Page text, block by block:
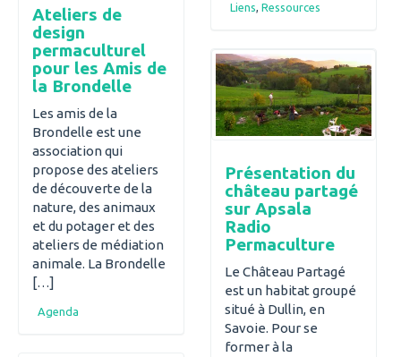
Liens, Ressources
Ateliers de
design
permaculturel
pour les Amis de
la Brondelle
Les amis de la
Brondelle est une
association qui
propose des ateliers
de découverte de la
nature, des animaux
et du potager et des
ateliers de médiation
animale. La Brondelle
[…]
Agenda
Présentation du
château partagé
sur Apsala
Radio
Permaculture
Le Château Partagé
est un habitat groupé
situé à Dullin, en
Savoie. Pour se
former à la